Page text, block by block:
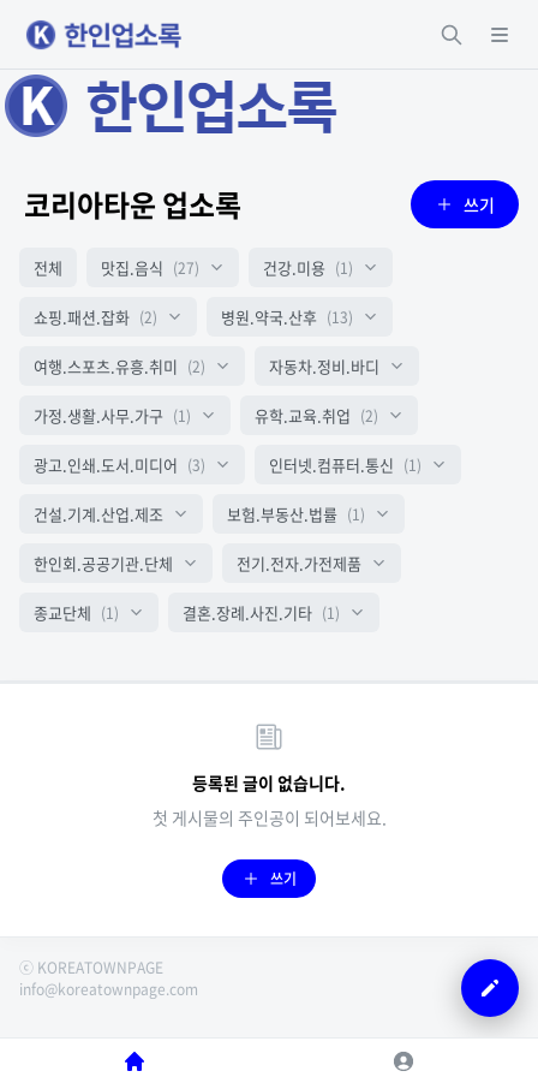
코리아타운 업소록 쓰기
전체 맛집.음식 (27) 건강.미용 (1)
쇼핑.패션.잡화 (2) 병원.약국.산후 (13)
여행.스포츠.유흥.취미 (2) 자동차.정비.바디
가정.생활.사무.가구 (1) 유학.교육.취업 (2)
광고.인쇄.도서.미디어 (3) 인터넷.컴퓨터.통신 (1)
건설.기계.산업.제조 보험.부동산.법률 (1)
한인회.공공기관.단체 전기.전자.가전제품
종교단체 (1) 결혼.장례.사진.기타 (1)
등록된 글이 없습니다.
첫 게시물의 주인공이 되어보세요.
쓰기
ⓒ KOREATOWNPAGE
info@koreatownpage.com